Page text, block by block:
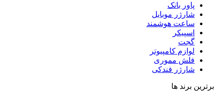
پاور بانک
شارژر موبایل
ساعت هوشمند
اسپیکر
گجت
لوازم کامپیوتر
فلش مموری
شارژر فندکی
برترین برند ها